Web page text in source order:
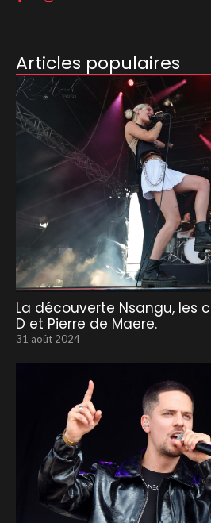
Articles populaires
La découverte Nsangu, les
D et Pierre de Maere.
31 août 2024